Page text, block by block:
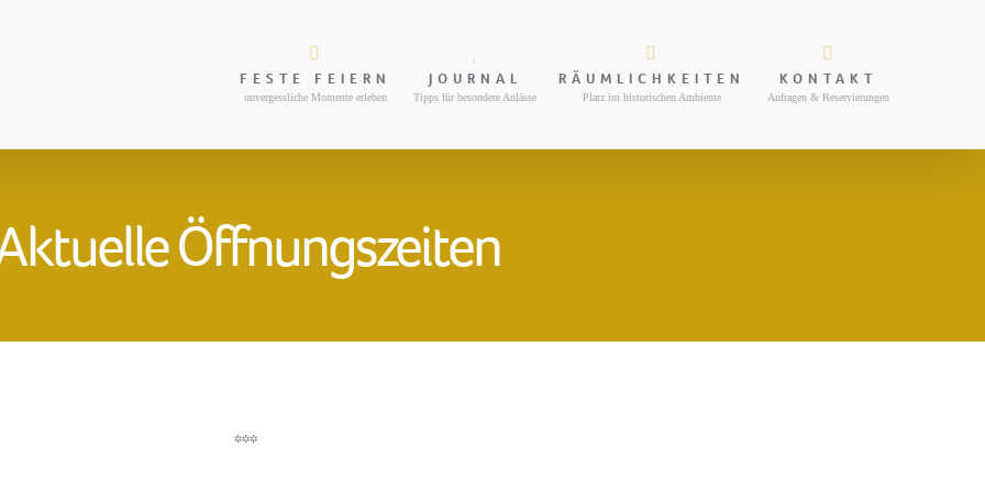
FESTE FEIERN
unvergessliche Momente erleben
JOURNAL
Tipps für besondere Anlässe
RÄUMLICHKEITEN
Platz im historischen Ambiente
KONTAKT
Anfragen & Reservierungen
Öffnungszeiten
***